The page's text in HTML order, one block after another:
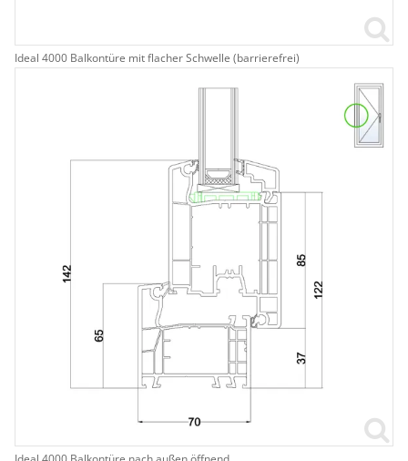
Ideal 4000 Balkontüre mit flacher Schwelle (barrierefrei)